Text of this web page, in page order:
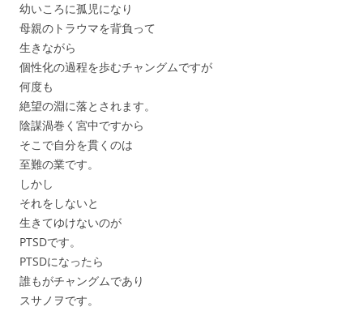
幼いころに孤児になり
母親のトラウマを背負って
生きながら
個性化の過程を歩むチャングムですが
何度も
絶望の淵に落とされます。
陰謀渦巻く宮中ですから
そこで自分を貫くのは
至難の業です。
しかし
それをしないと
生きてゆけないのが
PTSDです。
PTSDになったら
誰もがチャングムであり
スサノヲです。